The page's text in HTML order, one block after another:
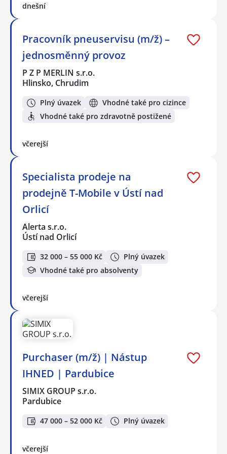
dnešní
Pracovník pneuservisu (m/ž) –
jednosměnný provoz
P Z P MERLIN s.r.o.
Hlinsko, Chrudim
Plný úvazek
Vhodné také pro cizince
Vhodné také pro zdravotně postižené
včerejší
Specialista prodeje na
prodejně T-Mobile v Ústí nad
Orlicí
Alerta s.r.o.
Ústí nad Orlicí
32 000 – 55 000 Kč
Plný úvazek
Vhodné také pro absolventy
včerejší
Purchaser (m/ž) | Nástup
IHNED | Pardubice
SIMIX GROUP s.r.o.
Pardubice
47 000 – 52 000 Kč Plný úvazek
včerejší